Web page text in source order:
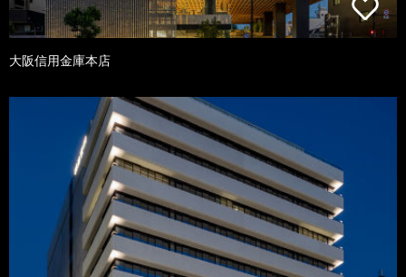
大阪信用金庫本店